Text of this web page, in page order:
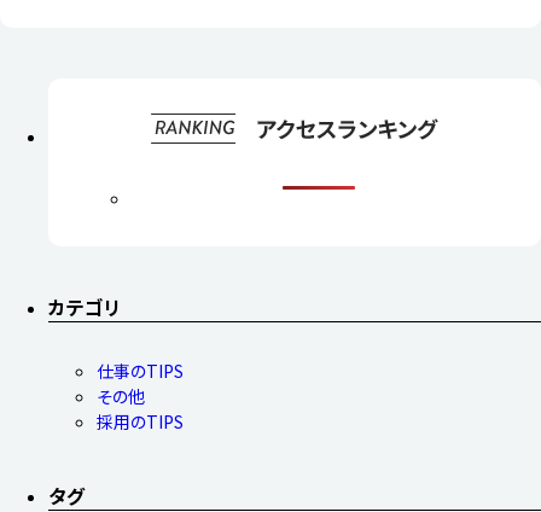
カテゴリ
仕事のTIPS
その他
採用のTIPS
タグ